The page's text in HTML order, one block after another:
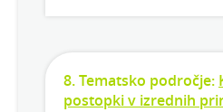
8. Tematsko področje:
postopki v izrednih